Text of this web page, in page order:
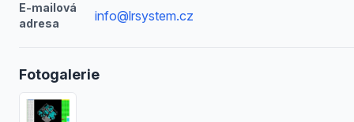
E-mailová
adresa
info@lrsystem.cz
Fotogalerie